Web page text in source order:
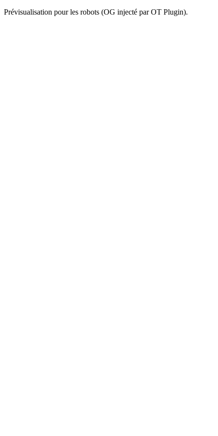
Prévisualisation pour les robots (OG injecté par OT Plugin).